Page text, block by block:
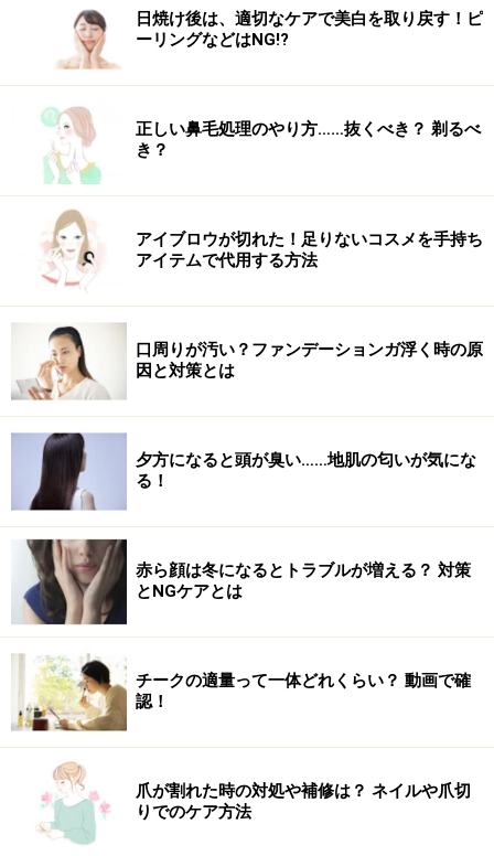
日焼け後は、適切なケアで美白を取り戻す！ピ
ーリングなどはNG!?
正しい鼻毛処理のやり方……抜くべき？ 剃るべ
き？
アイブロウが切れた！足りないコスメを手持ち
アイテムで代用する方法
口周りが汚い？ファンデーションガ浮く時の原
因と対策とは
夕方になると頭が臭い……地肌の匂いが気にな
る！
赤ら顔は冬になるとトラブルが増える？ 対策
とNGケアとは
チークの適量って一体どれくらい？ 動画で確
認！
爪が割れた時の対処や補修は？ ネイルや爪切
りでのケア方法